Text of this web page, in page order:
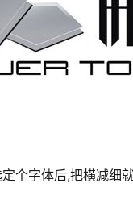
个字体后,把横减细